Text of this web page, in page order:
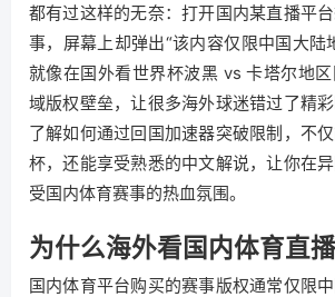
都有过这样的无奈：打开国内某直播平
事，屏幕上却弹出“该内容仅限中国大陆
就像在国外看世界杯波黑 vs 卡塔尔地
域版权壁垒，让很多海外球迷错过了精
了解如何通过回国加速器突破限制，不
杯，还能享受熟悉的中文解说，让你在
受国内体育赛事的热血氛围。
为什么海外看国内体育直
国内体育平台购买的赛事版权通常仅限中